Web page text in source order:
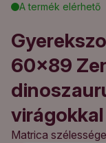
A termék elérhető
60x89
virágokkal
Matrica